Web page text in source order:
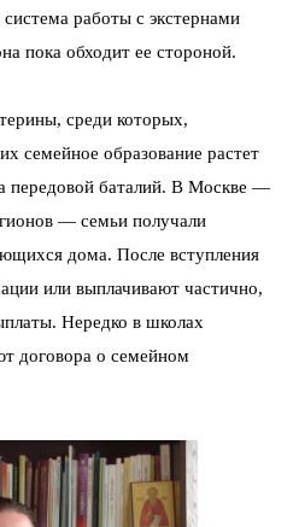
работы с экстернами
пока обходит ее стороной.
среди которых,
семейное образование растет
передовой баталий. В Москве —
— семьи получали
дома. После вступления
или выплачивают частично,
Нередко в школах
договора о семейном